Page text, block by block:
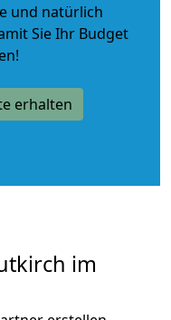
und natürlich
Sie Ihr Budget
erhalten
im